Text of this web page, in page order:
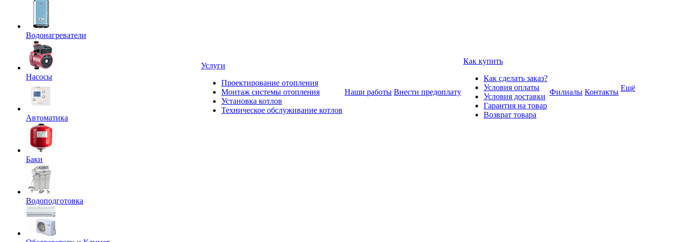
Водонагреватели
Насосы
Автоматика
Баки
Водоподготовка
Услуги
Проектирование отопления
Монтаж системы отопления
Установка котлов
Техническое обслуживание котлов
Наши работы Внести предоплату
Как купить
Как сделать заказ?
Условия оплаты
Условия доставки
Гарантия на товар
Возврат товара
Филиалы Контакты Ещё